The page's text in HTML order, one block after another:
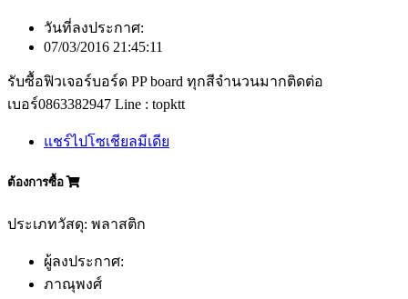
วันที่ลงประกาศ:
07/03/2016 21:45:11
รับซื้อฟิวเจอร์บอร์ด PP board ทุกสีจำนวนมากติดต่อ
เบอร์0863382947 Line : topktt
แชร์ไปโซเชียลมีเดีย
ต้องการซื้อ
ประเภทวัสดุ: พลาสติก
ผู้ลงประกาศ:
ภาณุพงศ์